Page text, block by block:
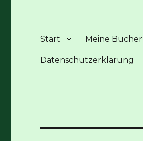
Start Meine Bücher
Datenschutzerklärung